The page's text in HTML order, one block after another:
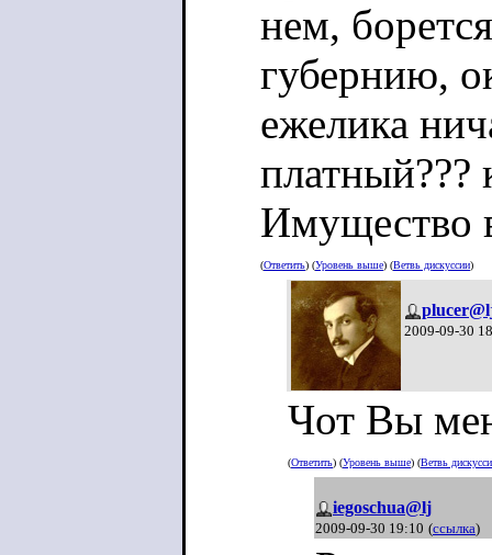
нем,
губернию,
ежелика
платный???
Имущество
(Ответить) (Уровень выше) (Ветвь дискуссии)
2009-09-30
Чот Вы
(Ответить) (Уровень выше) (Ветвь
iegoschua@lj
2009-09-30 19:10 (ссылка)